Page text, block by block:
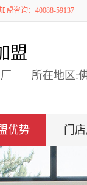
盟咨询：40088-59137
盟
所在地区:
优势 门